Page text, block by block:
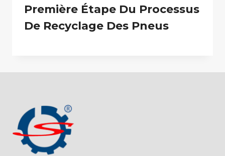
Première Étape Du Processus
De Recyclage Des Pneus